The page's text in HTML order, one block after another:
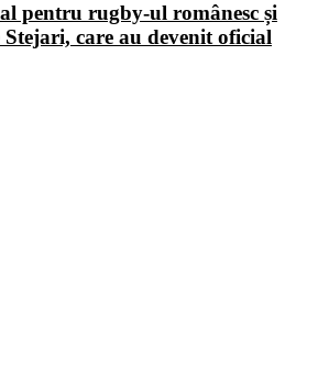
pentru rugby-ul românesc și
care au devenit oficial